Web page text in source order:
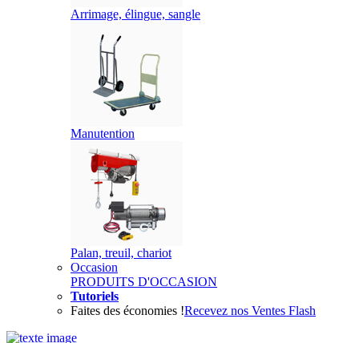
Arrimage, élingue, sangle
Manutention
Palan, treuil, chariot
Occasion
PRODUITS D'OCCASION
Tutoriels
Faites des économies !Recevez nos Ventes Flash